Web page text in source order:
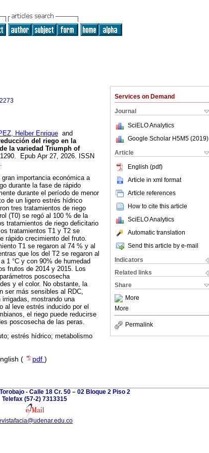
Services on Demand
Journal
SciELO Analytics
Google Scholar H5M5 (2019)
Article
English (pdf)
Article in xml format
Article references
How to cite this article
SciELO Analytics
Automatic translation
Send this article by e-mail
Indicators
Related links
Share
More
More
Permalink
Helber Enrique and
del riego en la
la variedad Triumph of
Epub Apr 27, 2026. ISSN
.
importancia económica a
durante la fase de rápido
durante el período de menor
de un ligero estrés hídrico
tres tratamientos de riego
(T0) se regó al 100 % de la
tratamientos de riego deficitario
tratamientos T1 y T2 se
rápido crecimiento del fruto.
T1 se regaron al 74 % y al
que los del T2 se regaron al
1 °C y con 90% de humedad
frutos de 2014 y 2015. Los
poscosecha
y el color. No obstante, la
ser más sensibles al RDC,
mostrando una
al leve estrés inducido por el
el riego puede reducirse
poscosecha de las peras.
estrés hídrico; metabolismo
( pdf )
- Calle 18 Cr. 50 – 02 Bloque 2 Piso 2
Telefax (57-2) 7313315